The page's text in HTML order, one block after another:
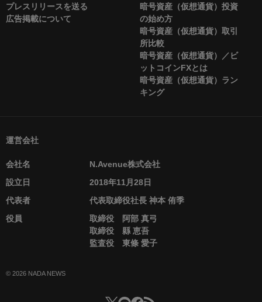
プレスリリースを送る
広告掲載について
暗号資産（仮想通貨）投資
の始め方
暗号資産（仮想通貨）取引
所比較
暗号資産（仮想通貨）／ビ
ットコインFXとは
暗号資産（仮想通貨）ラン
キング
運営会社
会社名
N.Avenue株式会社
設立日
2018年11月28日
代表者
代表取締役社長 神本 侑季
役員
取締役 阿部 真弓
取締役 縣 恵吾
監査役 東條 愛子
© 2026 NADA NEWS